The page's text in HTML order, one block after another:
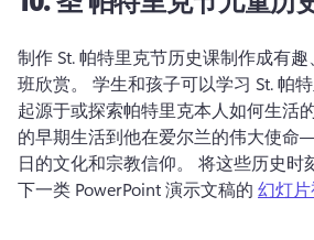
制作 St. 帕特里克节历史课制作成有
班欣赏。 学生和孩子可以学习 St. 帕
起源于或探索帕特里克本人如何生
的早期生活到他在爱尔兰的伟大使
日的文化和宗教信仰。 将这些历史时
下一类 PowerPoint 演示文稿的 幻灯